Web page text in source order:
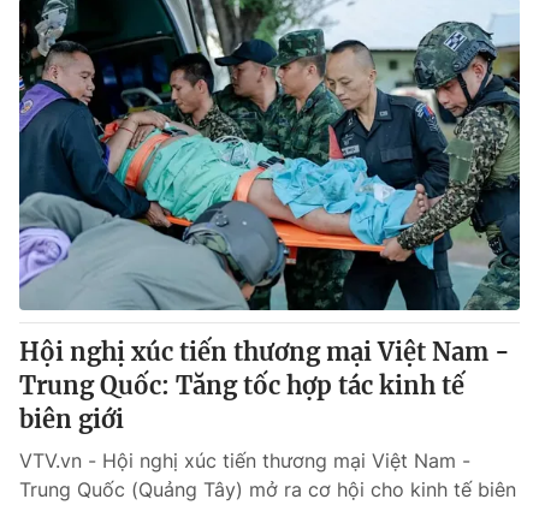
Hội nghị xúc tiến thương mại Việt Nam -
Trung Quốc: Tăng tốc hợp tác kinh tế
biên giới
VTV.vn - Hội nghị xúc tiến thương mại Việt Nam -
Trung Quốc (Quảng Tây) mở ra cơ hội cho kinh tế biên